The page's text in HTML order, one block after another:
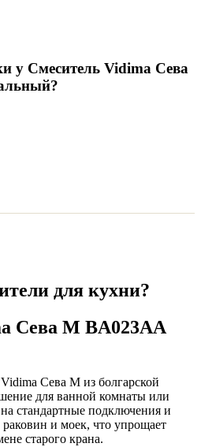
у Смеситель Vidima Сева
?
для кухни?
Сева М BA023AA
Сева М из болгарской
для ванной комнаты или
стандартные подключения и
и моек, что упрощает
старого крана.